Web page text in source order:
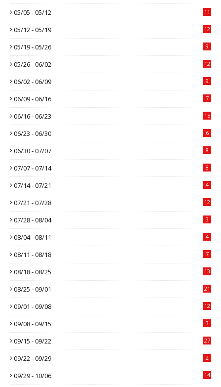
05/05 - 05/12 11
05/12 - 05/19 12
05/19 - 05/26 9
05/26 - 06/02 12
06/02 - 06/09 9
06/09 - 06/16 7
06/16 - 06/23 15
06/23 - 06/30 6
06/30 - 07/07 8
07/07 - 07/14 8
07/14 - 07/21 4
07/21 - 07/28 12
07/28 - 08/04 3
08/04 - 08/11 4
08/11 - 08/18 7
08/18 - 08/25 13
08/25 - 09/01 21
09/01 - 09/08 12
09/08 - 09/15 3
09/15 - 09/22 27
09/22 - 09/29 2
09/29 - 10/06 14